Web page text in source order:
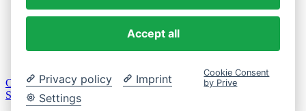
Kontakt
Community-Software:WoltLab Suite™ 6.2.6
Stil:
ArcticFoxvon
Accept all
Privacy policy
Imprint
Settings
Cookie Consent
by Prive